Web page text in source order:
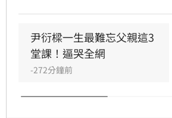
握與家人相處的每一刻，別讓
段真摯告白引發眾多網友共鳴
家人的愛與感恩，提醒大家及時
尹衍樑一生最難忘父親這3
堂課！逼哭全網
-272分鐘前